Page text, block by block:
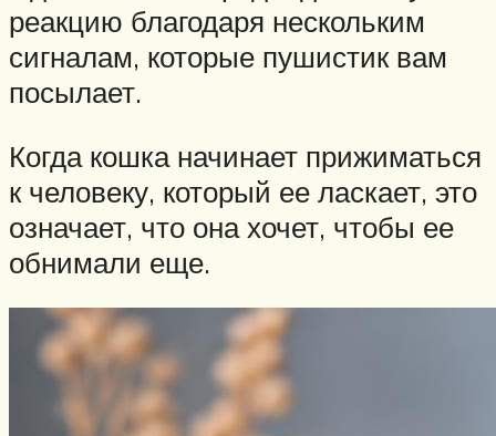
реакцию благодаря нескольким
сигналам, которые пушистик вам
посылает.
Когда кошка начинает прижиматься
к человеку, который ее ласкает, это
означает, что она хочет, чтобы ее
обнимали еще.